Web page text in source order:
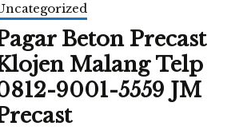
Beton Precast
Malang Telp
9001-5559 JM